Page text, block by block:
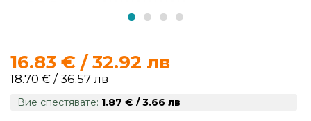
за
риболов
16.83 € / 32.92 лв
18.70 € / 36.57 лв
Вие спестявате: 1.87 € / 3.66 лв